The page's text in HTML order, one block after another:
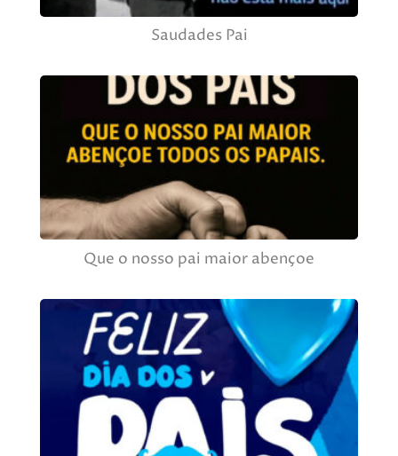
Saudades Pai
Que o nosso pai maior abençoe